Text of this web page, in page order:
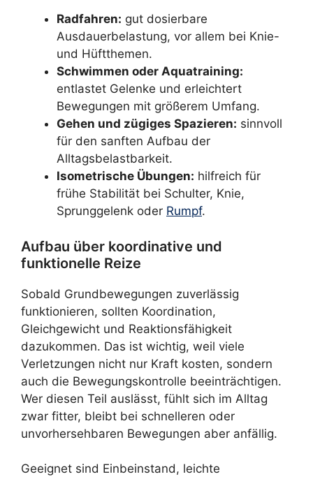
Radfahren: gut dosierbare
Ausdauerbelastung, vor allem bei Knie-
und Hüftthemen.
Schwimmen oder Aquatraining:
entlastet Gelenke und erleichtert
Bewegungen mit größerem Umfang.
Gehen und zügiges Spazieren: sinnvoll
für den sanften Aufbau der
Alltagsbelastbarkeit.
Isometrische Übungen: hilfreich für
frühe Stabilität bei Schulter, Knie,
Sprunggelenk oder Rumpf.
Aufbau über koordinative und
funktionelle Reize
Sobald Grundbewegungen zuverlässig
funktionieren, sollten Koordination,
Gleichgewicht und Reaktionsfähigkeit
dazukommen. Das ist wichtig, weil viele
Verletzungen nicht nur Kraft kosten, sondern
auch die Bewegungskontrolle beeinträchtigen.
Wer diesen Teil auslässt, fühlt sich im Alltag
zwar fitter, bleibt bei schnelleren oder
unvorhersehbaren Bewegungen aber anfällig.
Geeignet sind Einbeinstand, leichte